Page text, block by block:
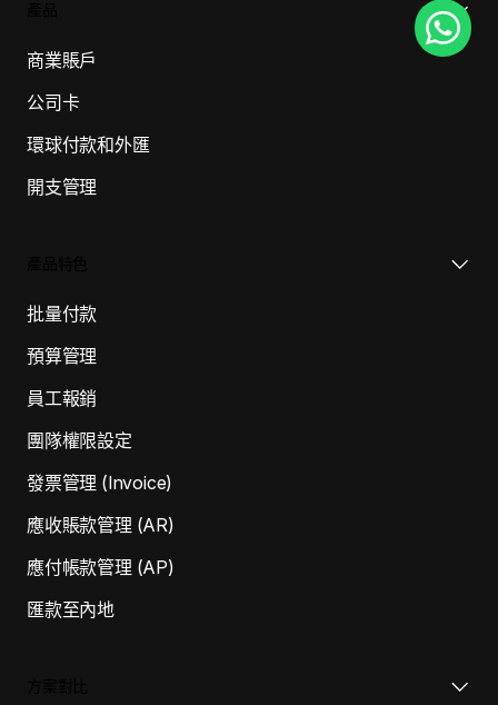
商業賬戶
公司卡
環球付款和外匯
開支管理
批量付款
預算管理
員工報銷
團隊權限設定
發票管理 (Invoice)
應收賬款管理 (AR)
應付帳款管理 (AP)
匯款至內地